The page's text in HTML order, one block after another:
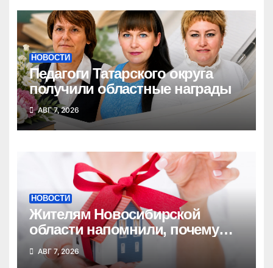
НОВОСТИ
Педагоги Татарского округа
получили областные награды
АВГ 7, 2026
НОВОСТИ
Жителям Новосибирской
области напомнили, почему
важно оформить право
собственности на квартиру
АВГ 7, 2026